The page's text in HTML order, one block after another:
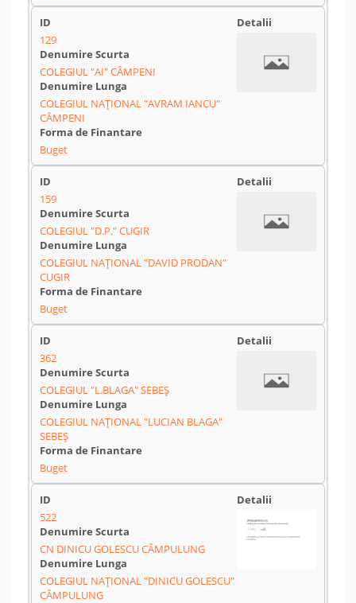
129
COLEGIUL "AI" CÂMPENI
COLEGIUL NAȚIONAL "AVRAM IANCU"
CÂMPENI
Buget
159
COLEGIUL "D.P." CUGIR
COLEGIUL NAȚIONAL "DAVID PRODAN"
CUGIR
Buget
362
COLEGIUL "L.BLAGA" SEBEȘ
COLEGIUL NAȚIONAL "LUCIAN BLAGA"
SEBEȘ
Buget
522
CN DINICU GOLESCU CÂMPULUNG
COLEGIUL NAȚIONAL "DINICU GOLESCU"
CÂMPULUNG